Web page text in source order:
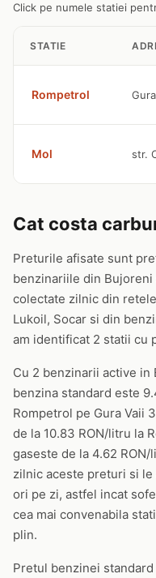
Click pe numele statiei
STATIE
Rompetrol
Mol str.
Cat costa
Preturile afisate sunt
benzinariile din
colectate zilnic din
Lukoil, Socar si din
am identificat 2 statii cu
Cu 2 benzinarii active
benzina standard este
Rompetrol pe Gura Vaii
de la 10.83 RON/litru la
gaseste de la 4.62
zilnic aceste preturi si le
ori pe zi, astfel incat
cea mai convenabila
plin.
Pretul benzinei